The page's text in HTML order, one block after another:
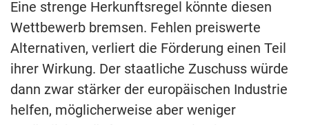
Eine strenge Herkunftsregel könnte diesen
Wettbewerb bremsen. Fehlen preiswerte
Alternativen, verliert die Förderung einen Teil
ihrer Wirkung. Der staatliche Zuschuss würde
dann zwar stärker der europäischen Industrie
helfen, möglicherweise aber weniger